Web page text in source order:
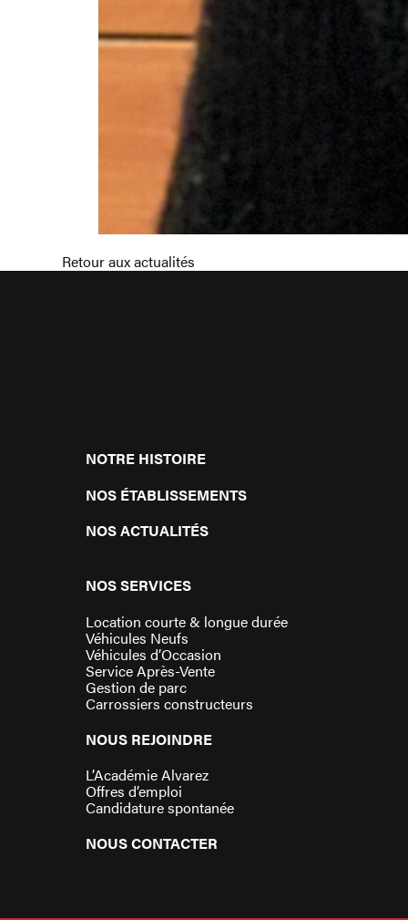
Retour aux actualités
NOTRE HISTOIRE
NOS ÉTABLISSEMENTS
NOS ACTUALITÉS
NOS SERVICES
Location courte & longue durée
Véhicules Neufs
Véhicules d’Occasion
Service Après-Vente
Gestion de parc
Carrossiers constructeurs
NOUS REJOINDRE
L’Académie Alvarez
Offres d’emploi
Candidature spontanée
NOUS CONTACTER